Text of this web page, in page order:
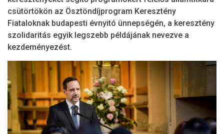
csütörtökön az Ösztöndíjprogram Keresztény
Fiataloknak budapesti évnyitó ünnepségén, a keresztény
szolidaritás egyik legszebb példájának nevezve a
kezdeményezést.